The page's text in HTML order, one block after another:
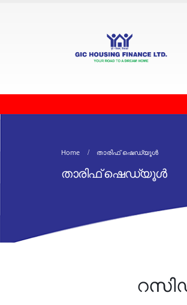
Home താരിഫ് ഷെഡ്യൂൾ
താരിഫ് ഷെഡ്യൂൾ